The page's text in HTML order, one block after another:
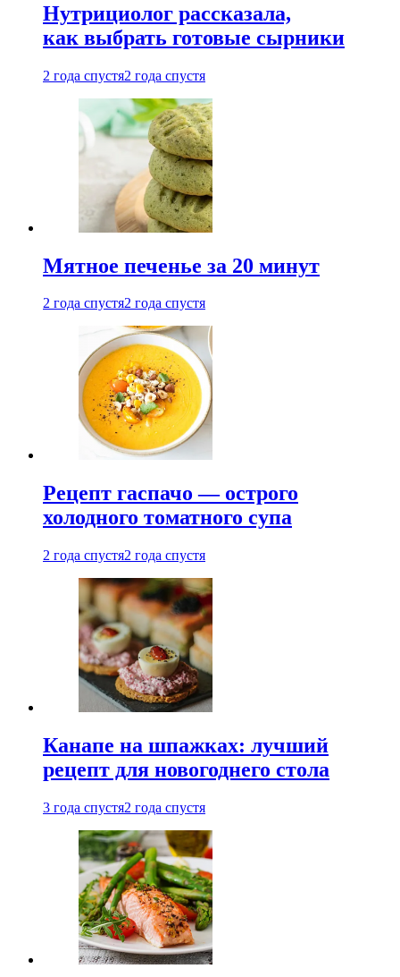
Нутрициолог рассказала,
как выбрать готовые сырники
2 года спустя2 года спустя
Мятное печенье за 20 минут
2 года спустя2 года спустя
Рецепт гаспачо — острого
холодного томатного супа
2 года спустя2 года спустя
Канапе на шпажках: лучший
рецепт для новогоднего стола
3 года спустя2 года спустя